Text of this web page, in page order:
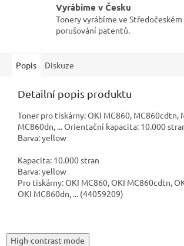
Vyrábíme v Česku
Tonery vyrábíme ve Středočeském
porušování patentů.
Popis Diskuze
Detailní popis produktu
Toner pro tiskárny: OKI MC860, MC860cdtn,
MC860dn, ... Orientační kapacita: 10.000
Barva: yellow
Kapacita: 10.000 stran
Barva: yellow
Pro tiskárny: OKI MC860, OKI MC860cdtn,
OKI MC860dn, ... (44059209)
High-contrast mode